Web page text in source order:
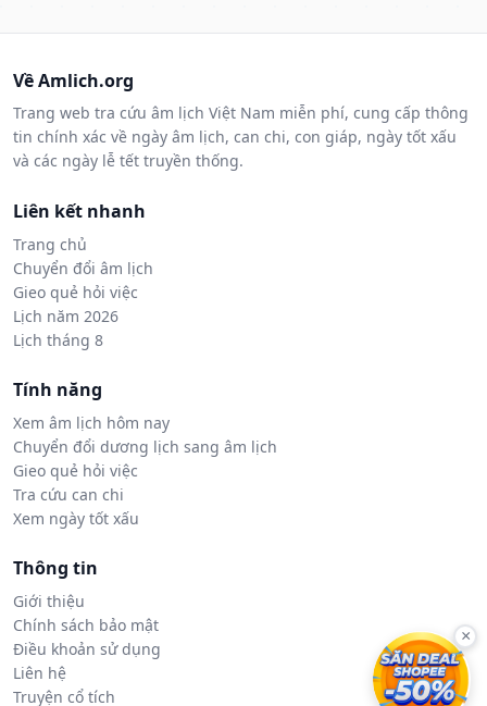
Về Amlich.org
Trang web tra cứu âm lịch Việt Nam miễn phí, cung cấp thông
tin chính xác về ngày âm lịch, can chi, con giáp, ngày tốt xấu
và các ngày lễ tết truyền thống.
Liên kết nhanh
Trang chủ
Chuyển đổi âm lịch
Gieo quẻ hỏi việc
Lịch năm 2026
Lịch tháng 8
Tính năng
Xem âm lịch hôm nay
Chuyển đổi dương lịch sang âm lịch
Gieo quẻ hỏi việc
Tra cứu can chi
Xem ngày tốt xấu
Thông tin
Giới thiệu
Chính sách bảo mật
Điều khoản sử dụng
Liên hệ
Truyện cổ tích
×